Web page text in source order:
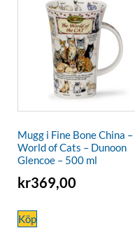
Mugg i Fine Bone China –
World of Cats – Dunoon
Glencoe – 500 ml
kr369,00
Köp